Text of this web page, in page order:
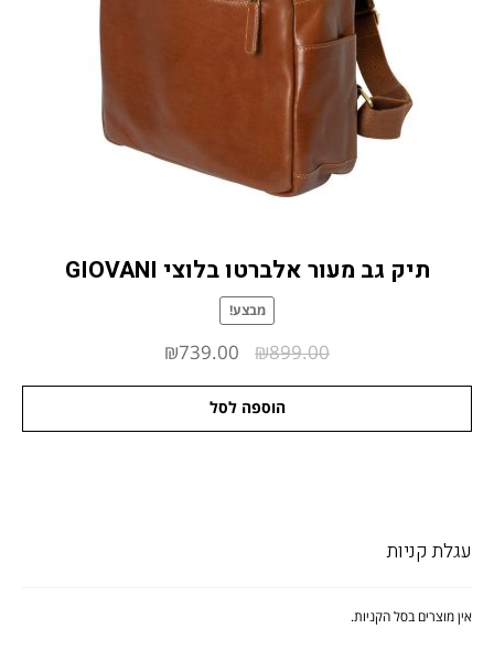
תיק גב מעור אלברטו בלוצי GIOVANI
מבצע!
₪899.00
המחיר
המקורי
היה:
₪739.00
הנוכחי
הוספה לסל
עגלת קניות
אין מוצרים בסל הקניות.